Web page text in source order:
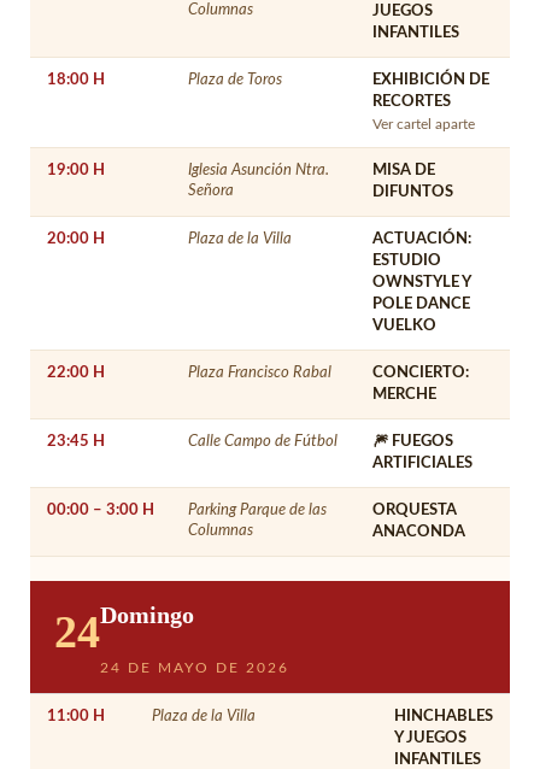
Columnas
JUEGOS
INFANTILES
18:00 H Plaza de Toros
EXHIBICIÓN DE
RECORTES
Ver cartel aparte
19:00 H
Iglesia Asunción Ntra.
Señora
MISA DE
DIFUNTOS
20:00 H Plaza de la Villa
ACTUACIÓN:
ESTUDIO
OWNSTYLE Y
POLE DANCE
VUELKO
22:00 H Plaza Francisco Rabal
CONCIERTO:
MERCHE
23:45 H Calle Campo de Fútbol
🎆 FUEGOS
ARTIFICIALES
00:00 – 3:00 H
Parking Parque de las
Columnas
ORQUESTA
ANACONDA
24Domingo
24 DE MAYO DE 2026
11:00 H Plaza de la Villa
HINCHABLES
Y JUEGOS
INFANTILES